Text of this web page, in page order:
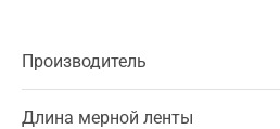
Производитель
Длина мерной ленты